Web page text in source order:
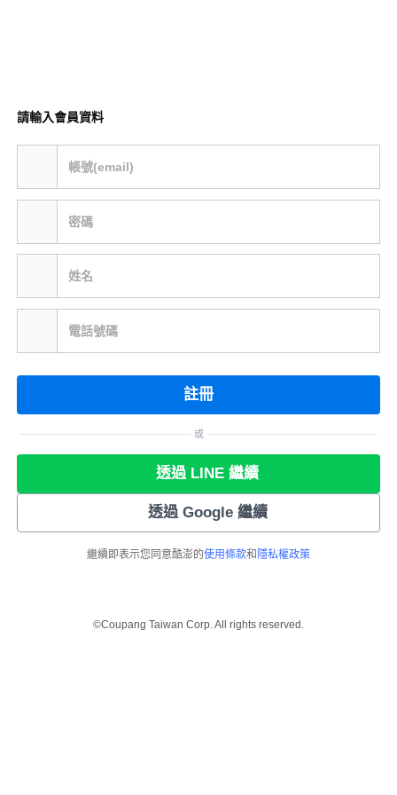
請輸入會員資料
帳號(email)
密碼
姓名
電話號碼
註冊
或
透過 LINE 繼續
透過 Google 繼續
繼續即表示您同意酷澎的使用條款和 隱私權政策
©Coupang Taiwan Corp. All rights reserved.